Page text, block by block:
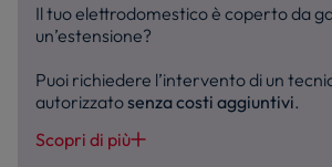
Il tuo elettrodomestico è coperto da
un’estensione?
Puoi richiedere l’intervento di un
autorizzatosenza costi aggiuntivi.
Scopri di più